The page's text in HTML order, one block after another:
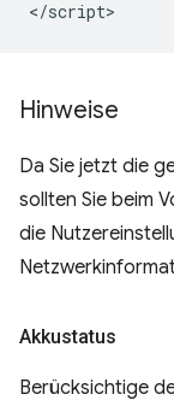
Hinweise
Da Sie jetzt die
sollten Sie beim
die
Akkustatus
Berücksichtige